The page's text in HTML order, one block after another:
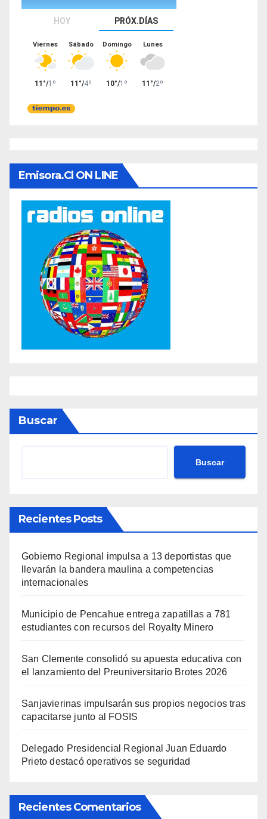
Emisora.cl ON LINE
Buscar
Buscar
Recientes Posts
Gobierno Regional impulsa a 13 deportistas que
llevarán la bandera maulina a competencias
internacionales
Municipio de Pencahue entrega zapatillas a 781
estudiantes con recursos del Royalty Minero
San Clemente consolidó su apuesta educativa con
el lanzamiento del Preuniversitario Brotes 2026
Sanjavierinas impulsarán sus propios negocios tras
capacitarse junto al FOSIS
Delegado Presidencial Regional Juan Eduardo
Prieto destacó operativos se seguridad
Recientes Comentarios